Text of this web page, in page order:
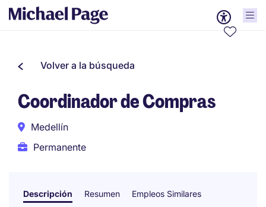
Volver a la búsqueda
Coordinador de Compras
Medellín
Permanente
Descripción Resumen Empleos Similares